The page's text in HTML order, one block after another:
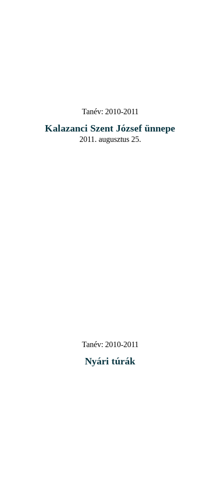
Tanév: 2010-2011
Kalazanci Szent József ünnepe
2011. augusztus 25.
Tanév: 2010-2011
Nyári túrák